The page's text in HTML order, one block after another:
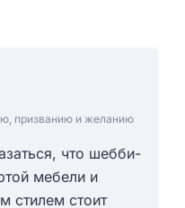
призванию и желанию
что шебби-
мебели и
стилем стоит